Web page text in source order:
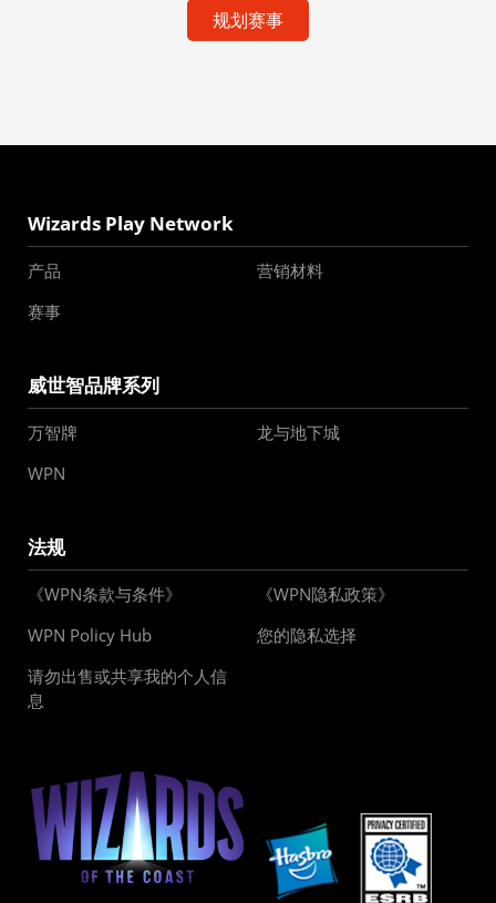
规划赛事
Wizards Play Network
产品
营销材料
赛事
威世智品牌系列
万智牌
龙与地下城
WPN
法规
《WPN条款与条件》
《WPN隐私政策》
WPN Policy Hub
您的隐私选择
请勿出售或共享我的个人信
息